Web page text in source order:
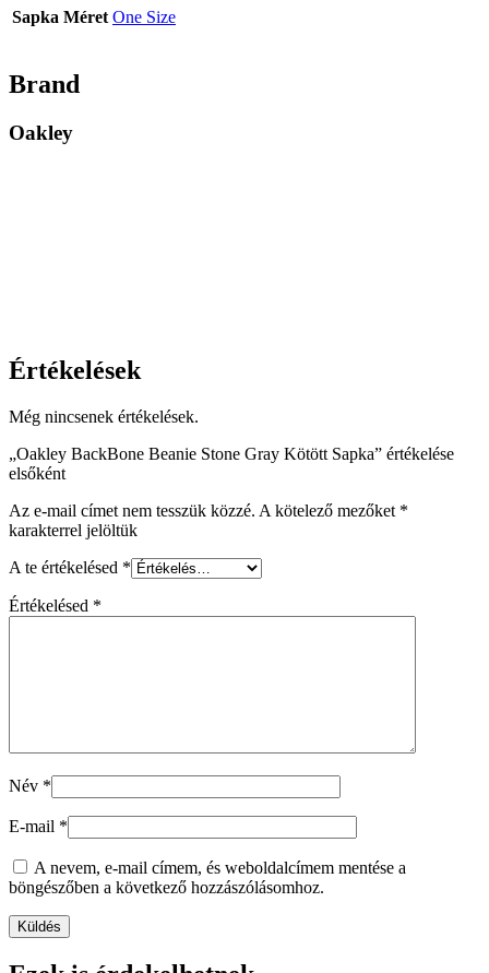
Sapka Méret One Size
Brand
Oakley
Értékelések
Még nincsenek értékelések.
„Oakley BackBone Beanie Stone Gray Kötött Sapka” értékelése
elsőként
Az e-mail címet nem tesszük közzé. A kötelező mezőket *
karakterrel jelöltük
A te értékelésed *
Értékelésed *
Név *
E-mail *
A nevem, e-mail címem, és weboldalcímem mentése a
böngészőben a következő hozzászólásomhoz.